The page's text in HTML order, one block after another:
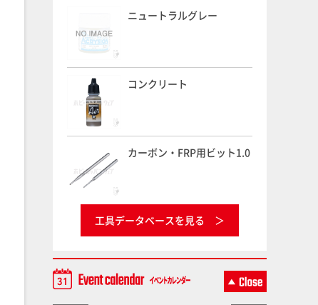
ニュートラルグレー
コンクリート
カーボン・FRP用ビット1.0
工具データベースを見る